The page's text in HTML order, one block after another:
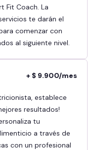
Fit Coach. La
te darán el
comenzar con
al siguiente nivel.
+ $ 9.900/mes
resultados!
tu
a través de
con un profesional